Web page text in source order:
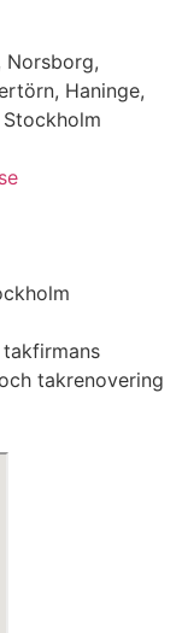
Norsborg,
Haninge,
takrenovering